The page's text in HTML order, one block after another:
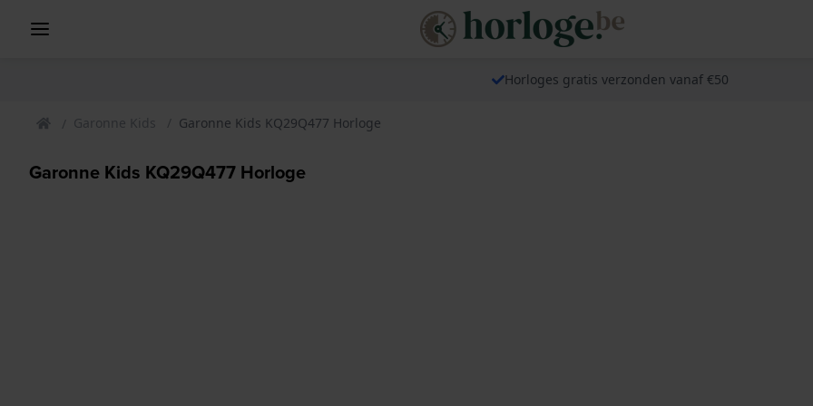
Horloges gratis verzonden vanaf €50
Garonne Kids Garonne Kids KQ29Q477 Horloge
Garonne Kids KQ29Q477 Horloge